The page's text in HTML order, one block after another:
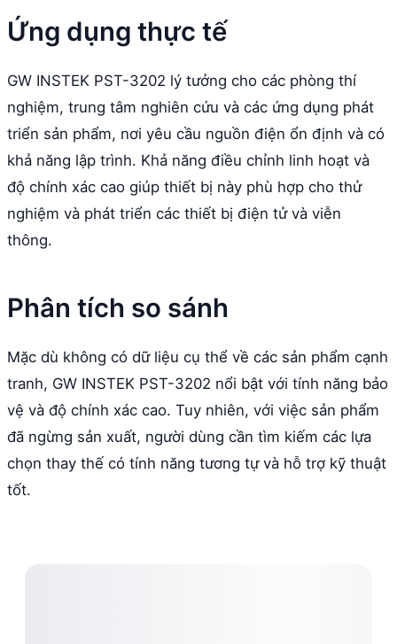
Ứng dụng thực tế
GW INSTEK PST-3202 lý tưởng cho các phòng thí
nghiệm, trung tâm nghiên cứu và các ứng dụng phát
triển sản phẩm, nơi yêu cầu nguồn điện ổn định và có
khả năng lập trình. Khả năng điều chỉnh linh hoạt và
độ chính xác cao giúp thiết bị này phù hợp cho thử
nghiệm và phát triển các thiết bị điện tử và viễn
thông.
Phân tích so sánh
Mặc dù không có dữ liệu cụ thể về các sản phẩm cạnh
tranh, GW INSTEK PST-3202 nổi bật với tính năng bảo
vệ và độ chính xác cao. Tuy nhiên, với việc sản phẩm
đã ngừng sản xuất, người dùng cần tìm kiếm các lựa
chọn thay thế có tính năng tương tự và hỗ trợ kỹ thuật
tốt.